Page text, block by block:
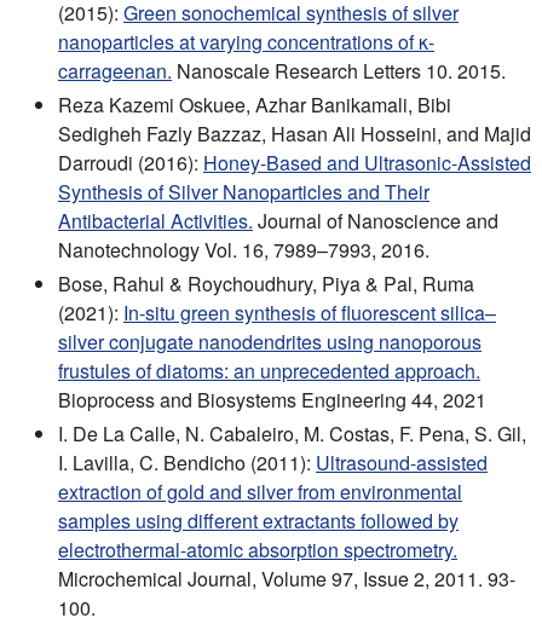
(2015): Green sonochemical synthesis of silver
nanoparticles at varying concentrations of κ-
carrageenan. Nanoscale Research Letters 10. 2015.
Reza Kazemi Oskuee, Azhar Banikamali, Bibi
Sedigheh Fazly Bazzaz, Hasan Ali Hosseini, and Majid
Darroudi (2016): Honey-Based and Ultrasonic-Assisted
Synthesis of Silver Nanoparticles and Their
Antibacterial Activities. Journal of Nanoscience and
Nanotechnology Vol. 16, 7989–7993, 2016.
Bose, Rahul & Roychoudhury, Piya & Pal, Ruma
(2021): In-situ green synthesis of fluorescent silica–
silver conjugate nanodendrites using nanoporous
frustules of diatoms: an unprecedented approach.
Bioprocess and Biosystems Engineering 44, 2021
I. De La Calle, N. Cabaleiro, M. Costas, F. Pena, S. Gil,
I. Lavilla, C. Bendicho (2011): Ultrasound-assisted
extraction of gold and silver from environmental
samples using different extractants followed by
electrothermal-atomic absorption spectrometry.
Microchemical Journal, Volume 97, Issue 2, 2011. 93-
100.